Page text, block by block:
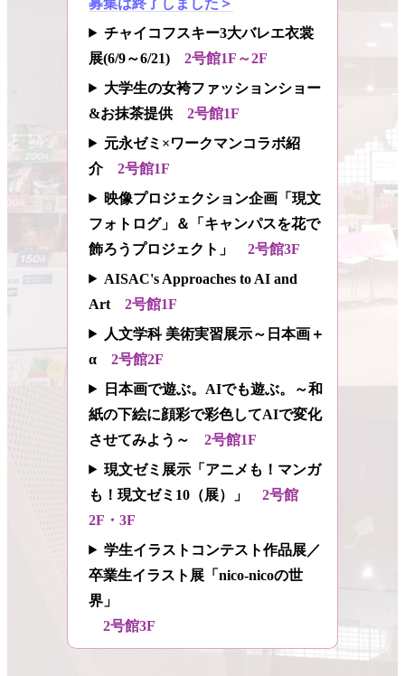
チャイコフスキー3大バレエ衣裳
展(6/9～6/21)2号館1F～2F
大学生の女袴ファッションショー
&お抹茶提供2号館1F
元永ゼミ×ワークマンコラボ紹
介2号館1F
映像プロジェクション企画「現文
フォトログ」＆「キャンパスを花で
飾ろうプロジェクト」2号館3F
AISAC's Approaches to AI and
Art2号館1F
人文学科 美術実習展示～日本画＋
α2号館2F
日本画で遊ぶ。AIでも遊ぶ。～和
紙の下絵に顔彩で彩色してAIで変化
させてみよう～2号館1F
現文ゼミ展示「アニメも！マンガ
も！現文ゼミ10（展）」2号館
2F・3F
学生イラストコンテスト作品展／
卒業生イラスト展「nico-nicoの世
界」
2号館3F